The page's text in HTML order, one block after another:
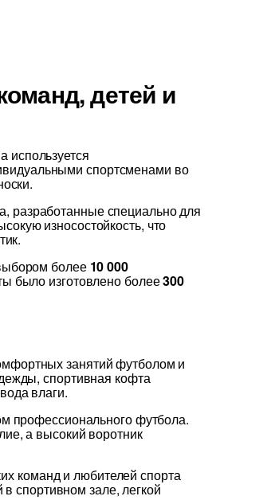
детей и
спортсменами во
разработанные специально для
износостойкость, что
более 10 000
было изготовлено более300
занятий футболом и
спортивная кофта
влаги.
профессионального футбола.
а высокий воротник
команд и любителей спорта
спортивном зале, легкой